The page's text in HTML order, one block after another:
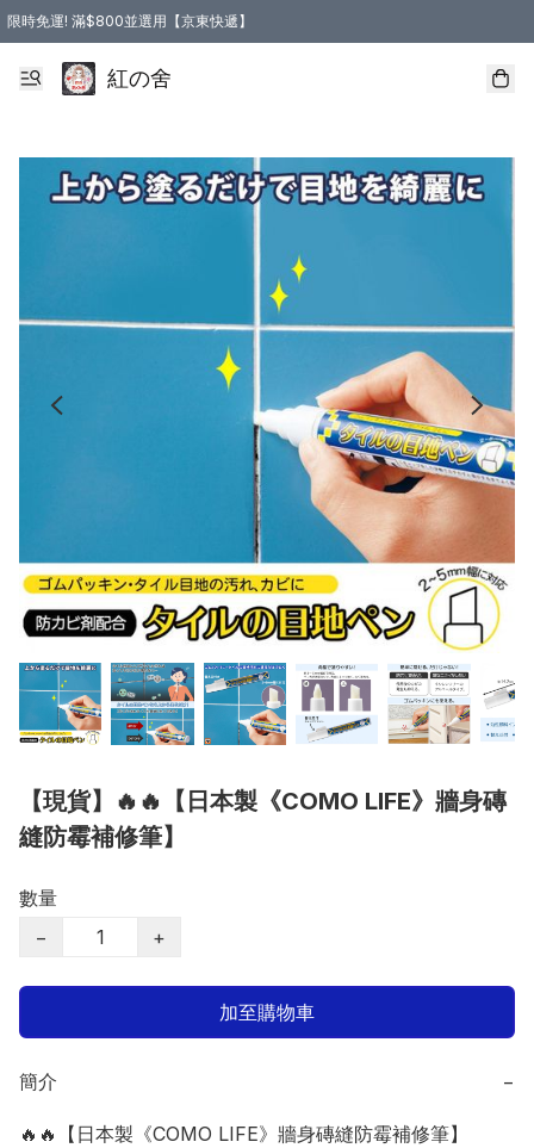
限時免運! 滿$800並選用【京東快遞】
紅の舍
【現貨】🔥🔥【日本製《COMO LIFE》牆身磚
縫防霉補修筆】
數量
−
+
加至購物車
簡介 −
🔥🔥【日本製《COMO LIFE》牆身磚縫防霉補修筆】